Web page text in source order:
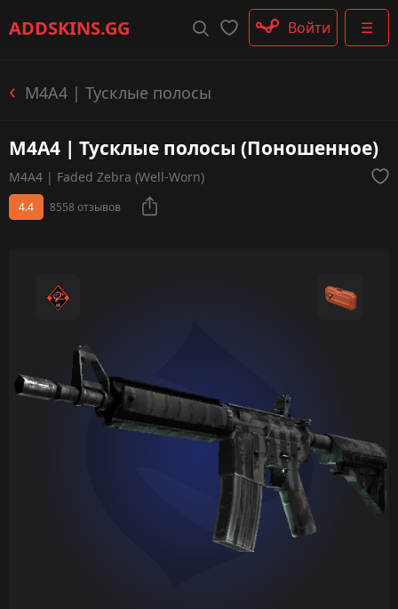
ADDSKINS.GG ☰
Пистолеты-пулемёты
Перчатки
Войти
M4A4 | Тусклые полосы
M4A4 | Тусклые полосы (Поношенное)
M4A4 | Faded Zebra (Well-Worn)
4.4 8558 отзывов